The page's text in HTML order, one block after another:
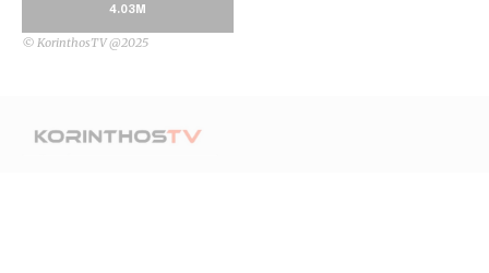
4.03M
© KorinthosTV @2025